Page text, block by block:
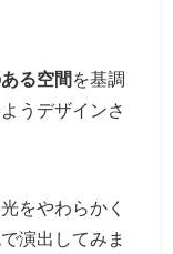
る空間を基調
うデザインさ
をやわらかく
演出してみま